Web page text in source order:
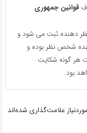
قوانین جمهوری
دهنده ثبت می شود و
شخص نظر بوده و
هر گونه شکایت
بود.
علامت‌گذاری شده‌اند